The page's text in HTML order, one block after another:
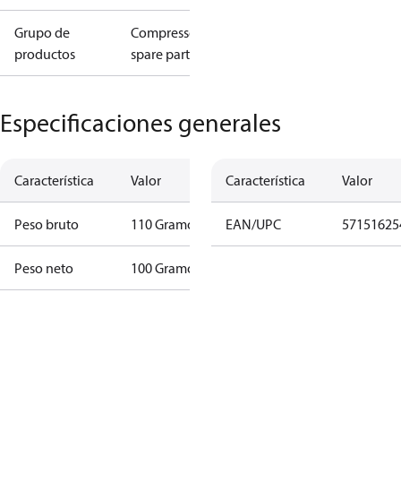
Grupo de
productos
Compressors
spare parts
Especificaciones generales
Característica Valor
Peso bruto 110 Gramo
Peso neto 100 Gramo
Característica Valor
EAN/UPC